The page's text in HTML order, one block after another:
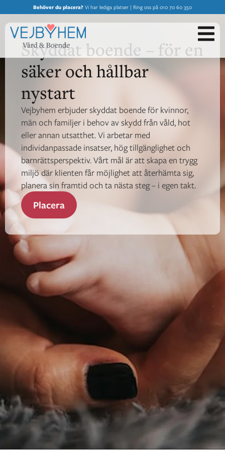
Behöver du placera? Vi har lediga platser | Ring oss på 010 70 60 350
Skyddat boende – för en
säker och hållbar
nystart
Vejbyhem erbjuder skyddat boende för kvinnor,
män och familjer i behov av skydd från våld, hot
eller annan utsatthet. Vi arbetar med
individanpassade insatser, hög tillgänglighet och
barnrättsperspektiv. Vårt mål är att skapa en trygg
miljö där klienten får möjlighet att återhämta sig,
planera sin framtid och ta nästa steg – i egen takt.
Placera